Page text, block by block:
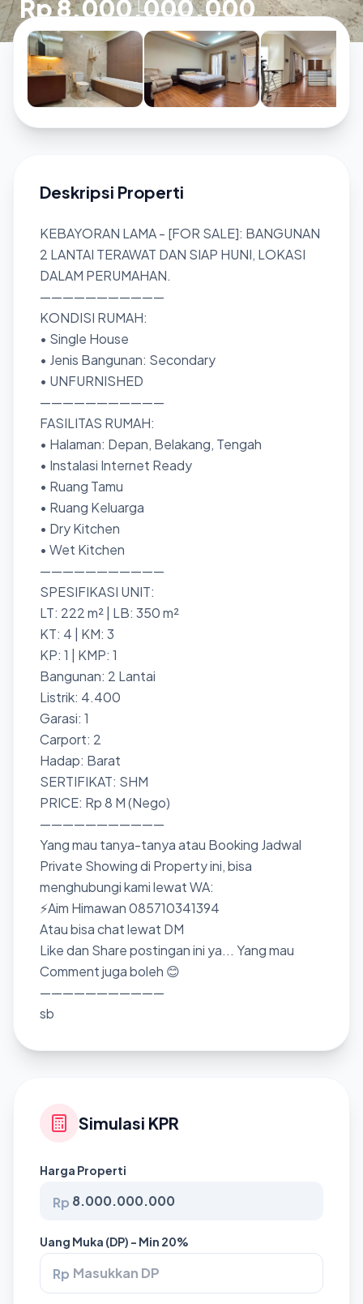
Rp 8.000.000.000
Deskripsi Properti
KEBAYORAN LAMA - [FOR SALE]: BANGUNAN
2 LANTAI TERAWAT DAN SIAP HUNI, LOKASI
DALAM PERUMAHAN.
———————————
KONDISI RUMAH:
• Single House
• Jenis Bangunan: Secondary
• UNFURNISHED
———————————
FASILITAS RUMAH:
• Halaman: Depan, Belakang, Tengah
• Instalasi Internet Ready
• Ruang Tamu
• Ruang Keluarga
• Dry Kitchen
• Wet Kitchen
———————————
SPESIFIKASI UNIT:
LT: 222 m² | LB: 350 m²
KT: 4 | KM: 3
KP: 1 | KMP: 1
Bangunan: 2 Lantai
Listrik: 4.400
Garasi: 1
Carport: 2
Hadap: Barat
SERTIFIKAT: SHM
PRICE: Rp 8 M (Nego)
———————————
Yang mau tanya-tanya atau Booking Jadwal
Private Showing di Property ini, bisa
menghubungi kami lewat WA:
⚡Aim Himawan 085710341394
Atau bisa chat lewat DM
Like dan Share postingan ini ya... Yang mau
Comment juga boleh 😊
———————————
sb
Simulasi KPR
Harga Properti
Rp
Uang Muka (DP) - Min 20%
Rp